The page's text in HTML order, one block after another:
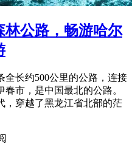
林公路，畅游哈尔
全长约500公里的公路，连接
市，是中国最北的公路。
，穿越了黑龙江省北部的茫